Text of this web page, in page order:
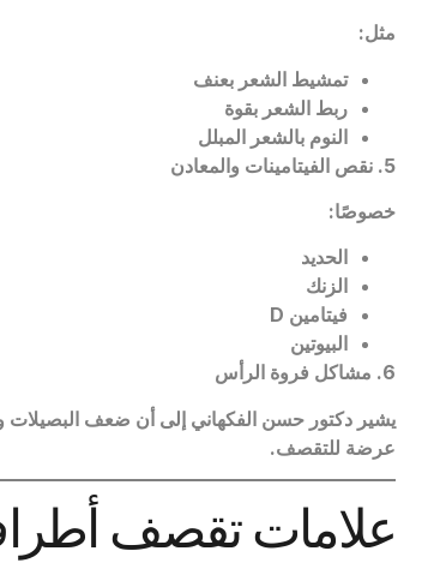
مثل:
تمشيط الشعر بعنف
ربط الشعر بقوة
النوم بالشعر المبلل
5. نقص الفيتامينات والمعادن
خصوصًا:
الحديد
الزنك
فيتامين
البيوتين
6. مشاكل فروة الرأس
يشير دكتور حسن الفكهاني إلى أن ضعف
عرضة للتقصف.
علامات تقصف